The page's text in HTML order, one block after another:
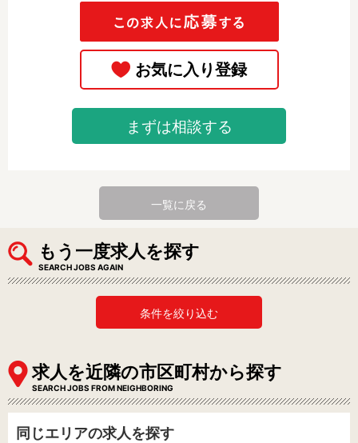
まずは相談する
一覧に戻る
もう一度求人を探す
SEARCH JOBS AGAIN
条件を絞り込む
求人を近隣の市区町村から探す
SEARCH JOBS FROM NEIGHBORING
同じエリアの求人を探す